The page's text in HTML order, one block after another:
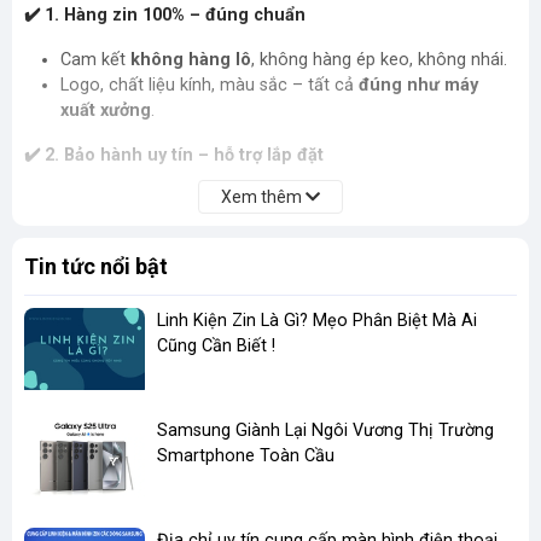
✔️1. Hàng zin 100% – đúng chuẩn
Cam kết không hàng lô, không hàng ép keo, không nhái.
Logo, chất liệu kính, màu sắc – tất cả đúng như máy
xuất xưởng.
✔️ 2. Bảo hành uy tín – hỗ trợ lắp đặt
test kỹ tại chỗ, kiểm tra cảm biến, keo, kính trước
lượng kính(không bảo hành do rơi vỡ người dùng).
✔️ 3. Giá tốt nhất – Ưu đãi cho thợ
Giá sỉ cho
tốt.
khung sườn + linh kiện khác.
4. Dịch vụ nhanh – uy tín
Giao hàng toàn quốc (COD), kiểm tra trước khi thanh toán.
Xem thêm
Tin tức nổi bật
Linh Kiện Zin Là Gì? Mẹo Phân Biệt Mà Ai
Cũng Cần Biết !
​Samsung Giành Lại Ngôi Vương Thị Trường
Smartphone Toàn Cầu